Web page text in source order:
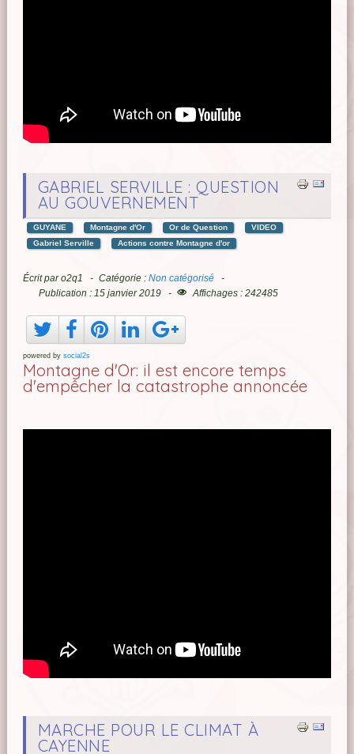
GABRIEL SERVILLE : QUESTION
AU GOUVERNEMENT
GUYANE Montagne d'Or Or de Question
VIDEO
Gabriel Serville
Actions contre Montagne d'or
Écrit paro2q1 Catégorie : Non catégorisé
Publication : 15 janvier 2019
Affichages : 242485
powered by social2s
Montagne d'Or: il est encore temps
d'empêcher la catastrophe annoncée
MARCHE POUR LE CLIMAT À
CAYENNE